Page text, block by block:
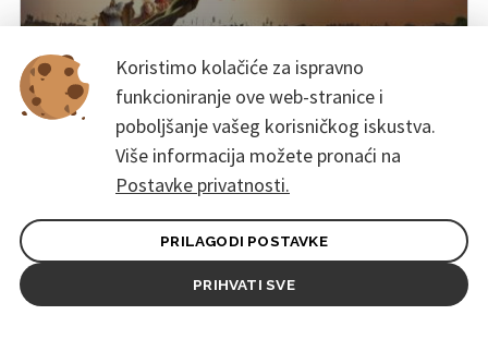
Other
David
22. ožujka – 17. travnja 2026.
Kino Urania - Osijek, Osijek
Koristimo kolačiće za ispravno
funkcioniranje ove web-stranice i
poboljšanje vašeg korisničkog iskustva.
Više informacija možete pronaći na
Postavke privatnosti.
PRILAGODI POSTAVKE
PRIHVATI SVE